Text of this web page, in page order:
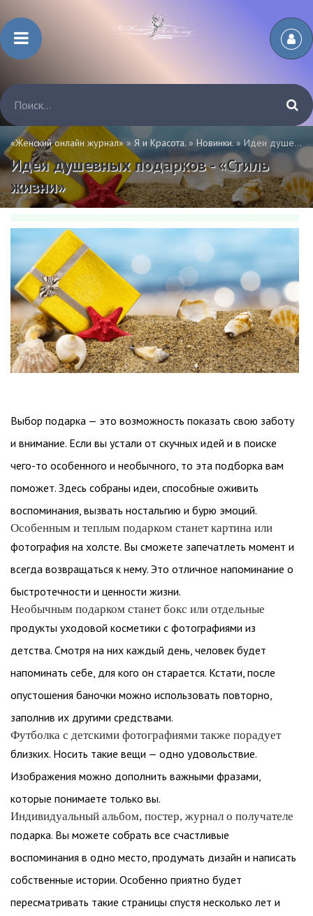
«Женский онлайн журнал»» Я и Красота. » Новинки.» Идеи душевных подарков - «Стиль жизни»
Идеи душевных подарков - «Стиль
жизни»
Выбор подарка — это возможность показать свою заботу
и внимание. Если вы устали от скучных идей и в поиске
чего-то особенного и необычного, то эта подборка вам
поможет. Здесь собраны идеи, способные оживить
воспоминания, вызвать ностальгию и бурю эмоций.
Особенным и теплым подарком станет картина или
фотография на холсте. Вы сможете запечатлеть момент и
всегда возвращаться к нему. Это отличное напоминание о
быстротечности и ценности жизни.
Необычным подарком станет бокс или отдельные
продукты уходовой косметики с фотографиями из
детства. Смотря на них каждый день, человек будет
напоминать себе, для кого он старается. Кстати, после
опустошения баночки можно использовать повторно,
заполнив их другими средствами.
Футболка с детскими фотографиями также порадует
близких. Носить такие вещи — одно удовольствие.
Изображения можно дополнить важными фразами,
которые понимаете только вы.
Индивидуальный альбом, постер, журнал о получателе
подарка. Вы можете собрать все счастливые
воспоминания в одно место, продумать дизайн и написать
собственные истории. Особенно приятно будет
пересматривать такие страницы спустя несколько лет и